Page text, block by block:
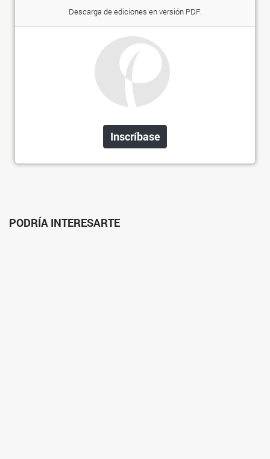
Descarga de ediciones en versión PDF.
Inscríbase
PODRÍA INTERESARTE